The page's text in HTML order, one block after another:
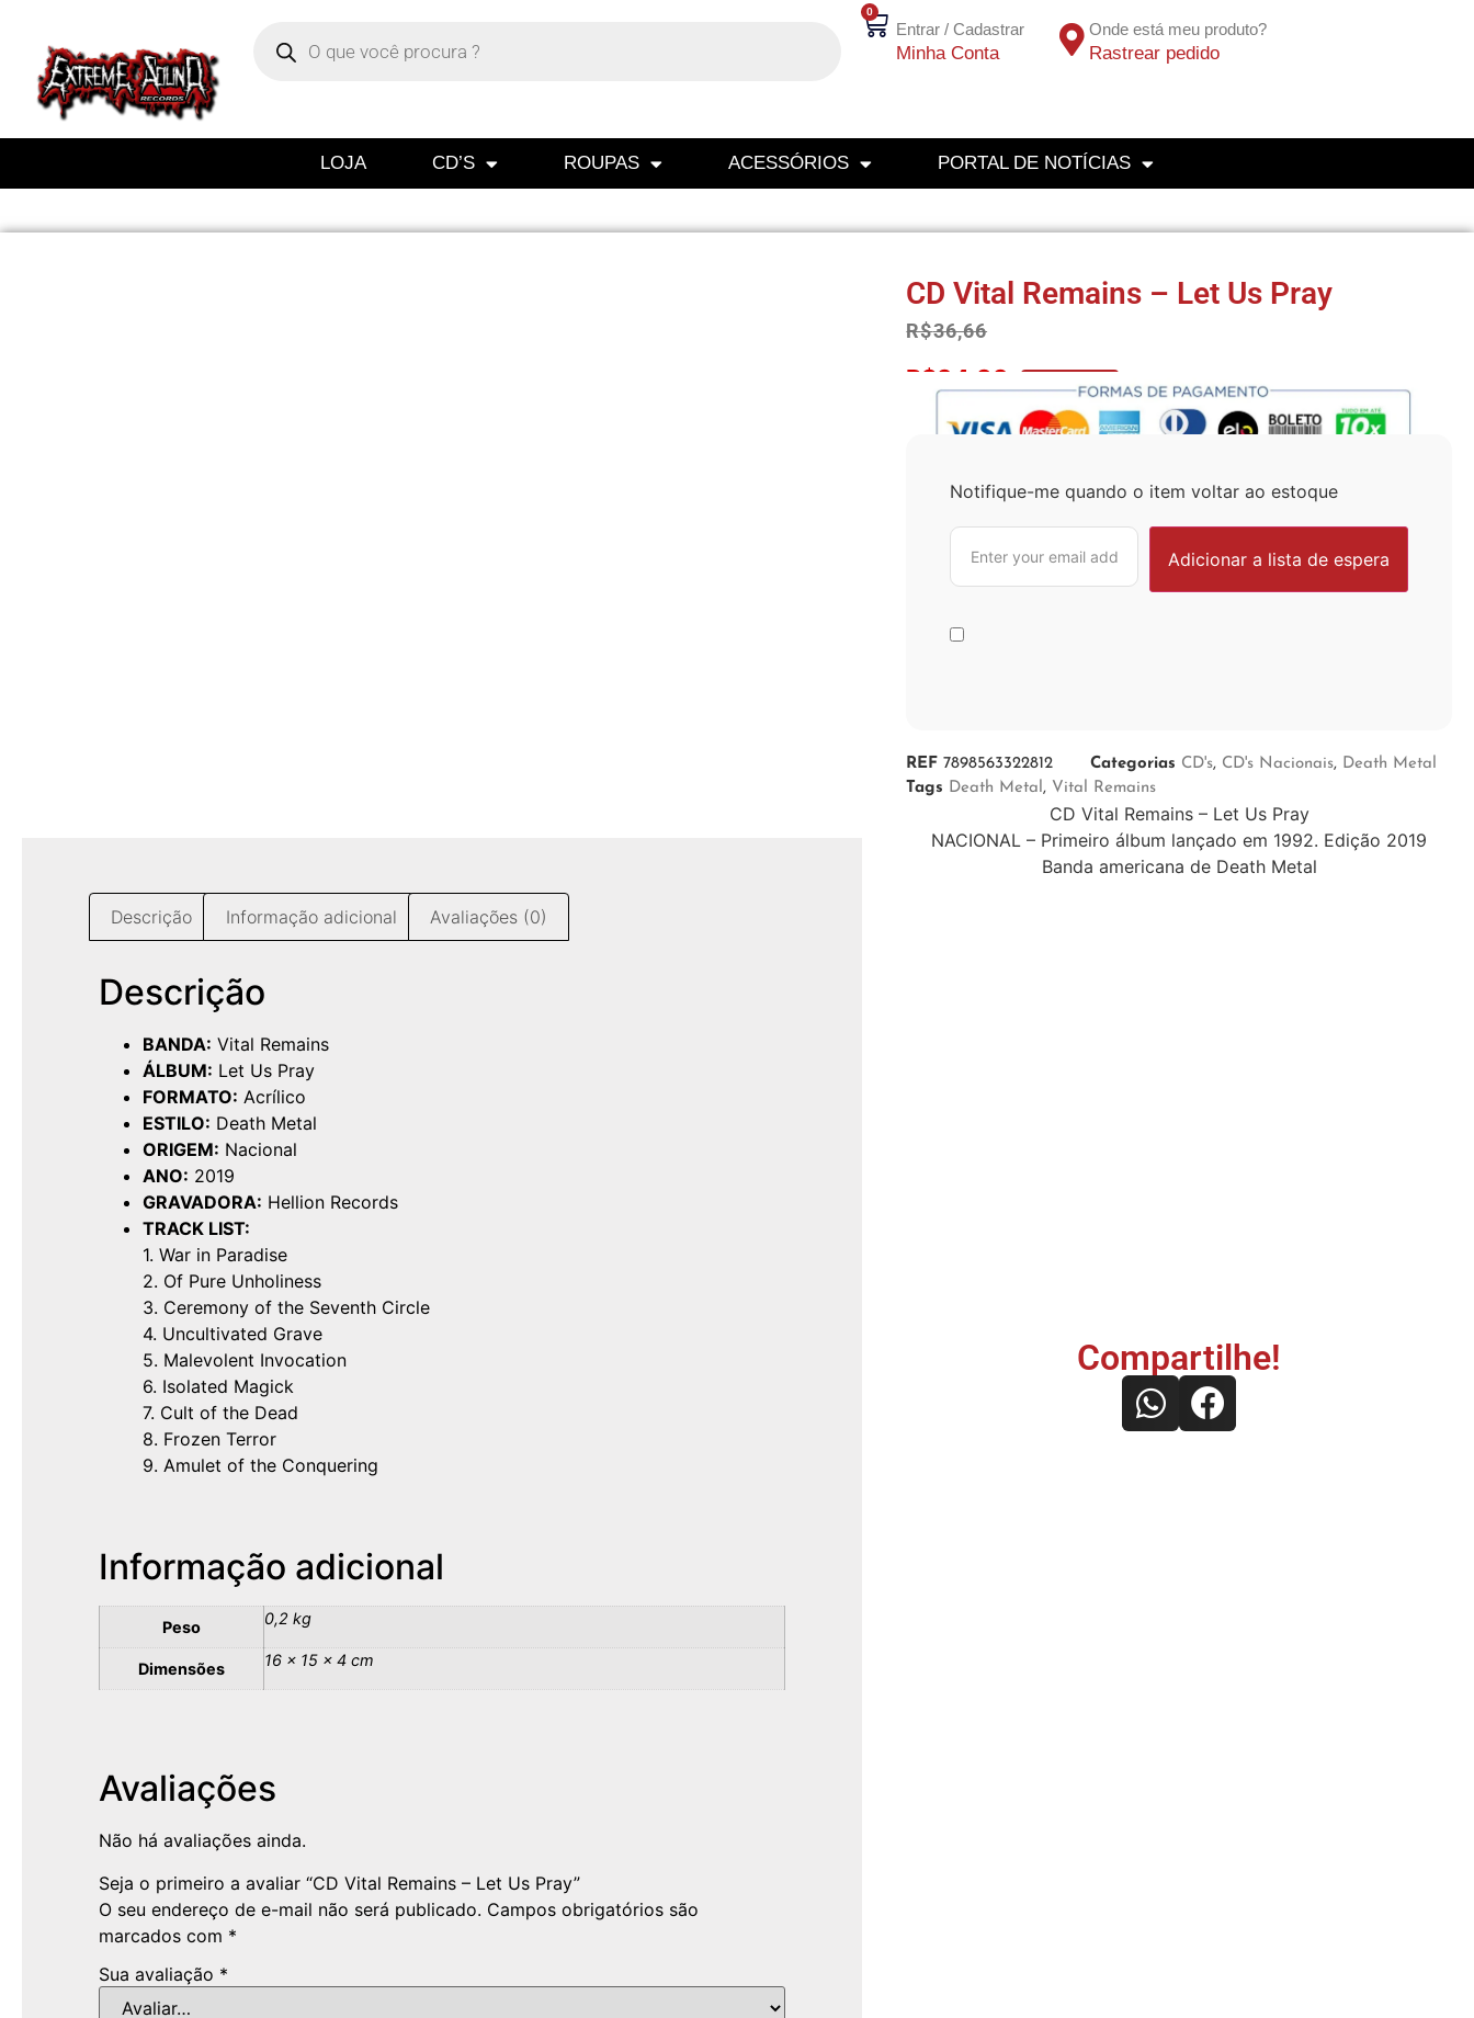
0
Entrar / Cadastrar
Minha Conta
Onde está meu produto?
Rastrear pedido
LOJA CD’S ROUPAS ACESSÓRIOS PORTAL DE NOTÍCIAS
Descrição Informação adicional Avaliações (0)
Descrição
BANDA: Vital Remains
ÁLBUM: Let Us Pray
FORMATO: Acrílico
ESTILO: Death Metal
ORIGEM: Nacional
ANO: 2019
GRAVADORA: Hellion Records
TRACK LIST:
1. War in Paradise
2. Of Pure Unholiness
3. Ceremony of the Seventh Circle
4. Uncultivated Grave
5. Malevolent Invocation
6. Isolated Magick
7. Cult of the Dead
8. Frozen Terror
9. Amulet of the Conquering
Informação adicional
Peso 0,2 kg
Dimensões 16 × 15 × 4 cm
Avaliações
Não há avaliações ainda.
Seja o primeiro a avaliar “CD Vital Remains – Let Us Pray”
O seu endereço de e-mail não será publicado. Campos obrigatórios são
marcados com *
Sua avaliação *
CD Vital Remains – Let Us Pray
R$36,66
R$34,83
Notifique-me quando o item voltar ao estoque
REF7898563322812 Categorias CD's, CD's Nacionais, Death Metal
Tags Death Metal , Vital Remains
CD Vital Remains – Let Us Pray
NACIONAL – Primeiro álbum lançado em 1992. Edição 2019
Banda americana de Death Metal
Compartilhe!